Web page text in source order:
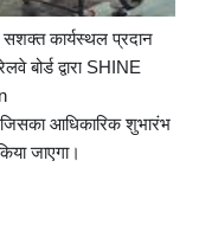
सशक्त कार्यस्थल प्रदान
बोर्ड द्वारा SHINE
आधिकारिक शुभारंभ
जाएगा।